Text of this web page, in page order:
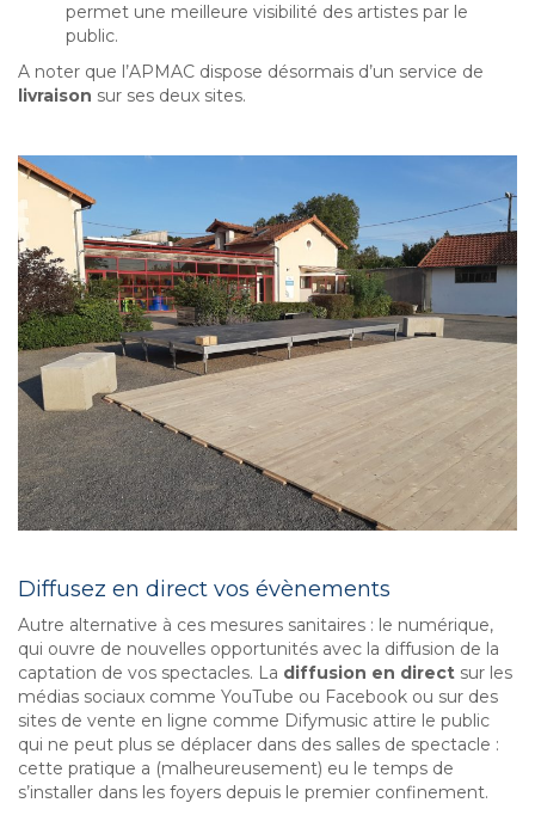
permet une meilleure visibilité des artistes par le
public.
A noter que l’APMAC dispose désormais d’un service de
livraison sur ses deux sites.
Diffusez en direct vos évènements
Autre alternative à ces mesures sanitaires : le numérique,
qui ouvre de nouvelles opportunités avec la diffusion de la
captation de vos spectacles. La diffusion en direct sur les
médias sociaux comme YouTube ou Facebook ou sur des
sites de vente en ligne comme Difymusic attire le public
qui ne peut plus se déplacer dans des salles de spectacle :
cette pratique a (malheureusement) eu le temps de
s’installer dans les foyers depuis le premier confinement.